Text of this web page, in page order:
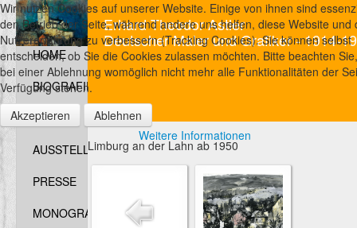
HOME
BIOGRAFIE
FOTOS
AUSSTELLUNGEN
PRESSE
MONOGRAFIEN
Erhard Theodor Astler
Deutscher Maler und Grafiker - 1914-
Limburg an der Lahn ab 1950
Wir nutzen Cookies auf unserer Website. Einige von ihnen sind
den Betrieb der Seite, während andere uns helfen, diese Website und
Nutzererfahrung zu verbessern (Tracking Cookies). Sie können selbst
entscheiden, ob Sie die Cookies zulassen möchten. Bitte beachten
bei einer Ablehnung womöglich nicht mehr alle Funktionalitäten der
Verfügung stehen.
Akzeptieren
Ablehnen
Weitere Informationen